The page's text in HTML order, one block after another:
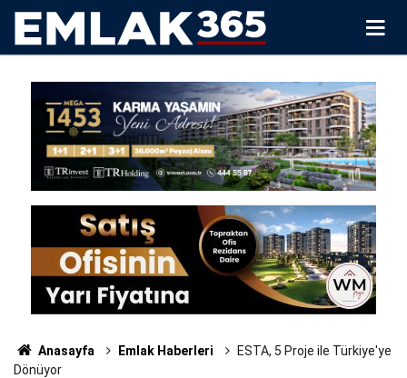
Anasayfa Emlak Haberleri
ESTA, 5 Proje ile Türkiye'ye
Dönüyor